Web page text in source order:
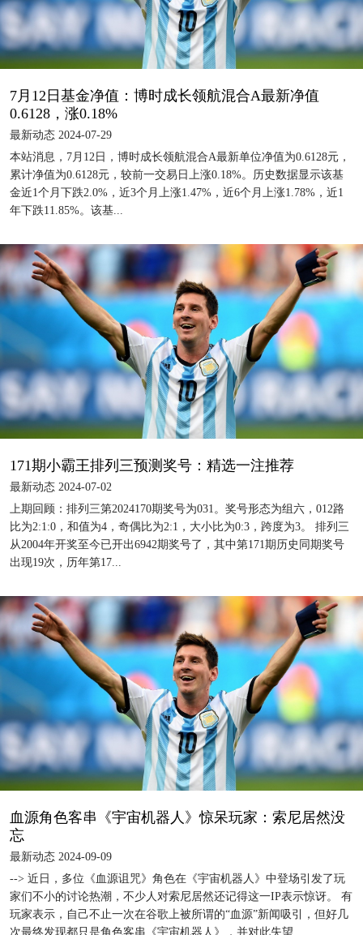
7月12日基金净值：博时成长领航混合A最新净值
0.6128，涨0.18%
最新动态 2024-07-29
本站消息，7月12日，博时成长领航混合A最新单位净值为0.6128元，
累计净值为0.6128元，较前一交易日上涨0.18%。历史数据显示该基
金近1个月下跌2.0%，近3个月上涨1.47%，近6个月上涨1.78%，近1
年下跌11.85%。该基...
171期小霸王排列三预测奖号：精选一注推荐
最新动态 2024-07-02
上期回顾：排列三第2024170期奖号为031。奖号形态为组六，012路
比为2:1:0，和值为4，奇偶比为2:1，大小比为0:3，跨度为3。 排列三
从2004年开奖至今已开出6942期奖号了，其中第171期历史同期奖号
出现19次，历年第17...
血源角色客串《宇宙机器人》惊呆玩家：索尼居然没
忘
最新动态 2024-09-09
--> 近日，多位《血源诅咒》角色在《宇宙机器人》中登场引发了玩
家们不小的讨论热潮，不少人对索尼居然还记得这一IP表示惊讶。 有
玩家表示，自己不止一次在谷歌上被所谓的“血源”新闻吸引，但好几
次最终发现都只是角色客串《宇宙机器人》，并对此失望...